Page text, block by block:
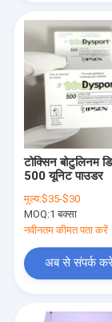
टोक्सिन बोटुलिनम
500 यूनिट पाउडर
मूल्य:$35-$30
MOQ:1 बक्सा
नवीनतम कीमत पता करें
अब से संपर्क